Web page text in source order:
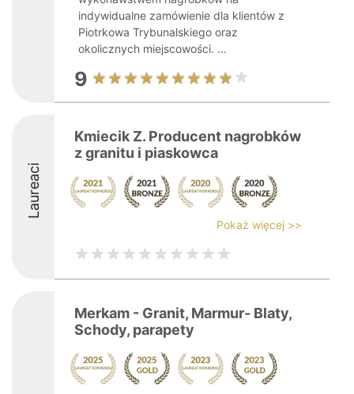
indywidualne zamówienie dla klientów z
Piotrkowa Trybunalskiego oraz
okolicznych miejscowości. ...
9
Laureaci
Kmiecik Z. Producent nagrobków
z granitu i piaskowca
Pokaż więcej >>
Merkam - Granit, Marmur- Blaty,
Schody, parapety